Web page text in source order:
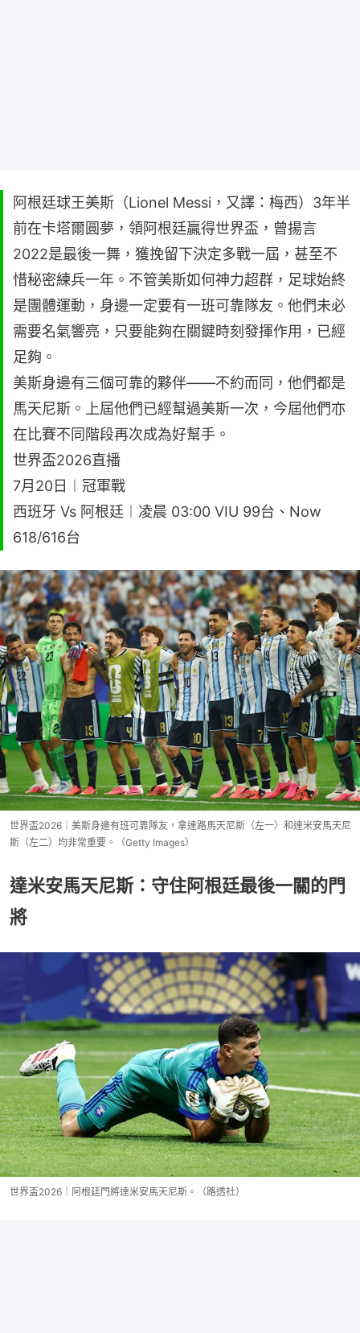
阿根廷球王美斯（Lionel Messi，又譯：梅西）3年半
前在卡塔爾圓夢，領阿根廷贏得世界盃，曾揚言
2022是最後一舞，獲挽留下決定多戰一屆，甚至不
惜秘密練兵一年。不管美斯如何神力超群，足球始終
是團體運動，身邊一定要有一班可靠隊友。他們未必
需要名氣響亮，只要能夠在關鍵時刻發揮作用，已經
足夠。
美斯身邊有三個可靠的夥伴——不約而同，他們都是
馬天尼斯。上屆他們已經幫過美斯一次，今屆他們亦
在比賽不同階段再次成為好幫手。
世界盃2026直播
7月20日︱冠軍戰
西班牙 Vs 阿根廷︱凌晨 03:00 VIU 99台、Now
618/616台
世界盃2026｜美斯身邊有班可靠隊友，拿達路馬天尼斯（左一）和達米安馬天尼
斯（左二）均非常重要。（Getty Images）
達米安馬天尼斯：守住阿根廷最後一關的門
將
世界盃2026｜阿根廷門將達米安馬天尼斯。（路透社）